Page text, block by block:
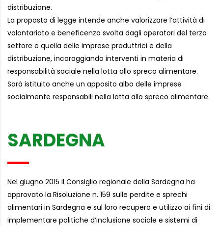
distribuzione.
La proposta di legge intende anche valorizzare l’attività di
volontariato e beneficenza svolta dagli operatori del terzo
settore e quella delle imprese produttrici e della
distribuzione, incoraggiando interventi in materia di
responsabilità sociale nella lotta allo spreco alimentare.
Sarà istituito anche un apposito albo delle imprese
socialmente responsabili nella lotta allo spreco alimentare.
SARDEGNA
Nel giugno 2015 il Consiglio regionale della Sardegna ha
approvato la Risoluzione n. 159 sulle perdite e sprechi
alimentari in Sardegna e sul loro recupero e utilizzo ai fini di
implementare politiche d’inclusione sociale e sistemi di